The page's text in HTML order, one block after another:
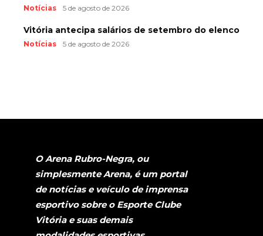
Notícias 5 de agosto de 2026
Vitória antecipa salários de setembro do elenco
Notícias 5 de agosto de 2026
O Arena Rubro-Negra, ou
simplesmente Arena, é um portal
de notícias e veículo de imprensa
esportivo sobre o Esporte Clube
Vitória e suas demais